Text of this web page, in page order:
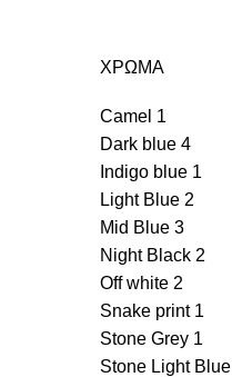
ΧΡΩΜΑ
Camel 1
Dark blue 4
Indigo blue 1
Light Blue 2
Mid Blue 3
Night Black 2
Off white 2
Snake print 1
Stone Grey 1
Stone Light Blue